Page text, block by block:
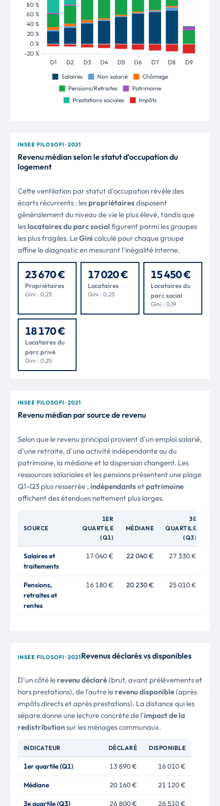
INSEE FILOSOFI · 2021
Revenu médian selon le statut d'occupation du
logement
Cette ventilation par statut d'occupation révèle des
écarts récurrents : lespropriétairesdisposent
généralement du niveau de vie le plus élevé, tandis que
leslocataires du parc social figurent parmi les groupes
les plus fragiles. LeGini calculé pour chaque groupe
affine le diagnostic en mesurant l'inégalité interne.
23 670 €
Propriétaires
Gini : 0,23
17 020 €
Locataires
Gini : 0,23
15 450 €
Locataires du
parc social
Gini : 0,19
18 170 €
Locataires du
parc privé
Gini : 0,25
INSEE FILOSOFI · 2021
Revenu médian par source de revenu
Selon que le revenu principal provient d'un emploi salarié,
d'une retraite, d'une activité indépendante ou du
patrimoine, la médiane et la dispersion changent. Les
ressources salariales et les pensions présentent une plage
Q1-Q3 plus resserrée ; indépendantsetpatrimoine
affichent des étendues nettement plus larges.
SOURCE
1ER
QUARTILE
(Q1)
MÉDIANE
3E
QUARTILE
(Q3)
Salaires et
traitements
17 040 € 22 040 € 27 330 €
Pensions,
retraites et
rentes
16 180 € 20 230 € 25 010 €
INSEE FILOSOFI · 2021Revenus déclarés vs disponibles
D'un côté lerevenu déclaré(brut, avant prélèvements et
hors prestations), de l'autre lerevenu disponible(après
impôts directs et après prestations). La distance qui les
sépare donne une lecture concrète de l'impact de la
redistributionsur les ménages communaux.
INDICATEUR DÉCLARÉ DISPONIBLE
1er quartile (Q1) 13 890 € 16 010 €
Médiane 20 160 € 21 120 €
3e quartile (Q3) 26 800 € 26 510 €